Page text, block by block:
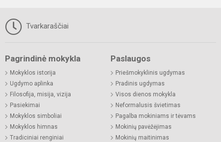
Tvarkaraščiai
Pagrindinė mokykla
Mokyklos istorija
Ugdymo aplinka
Filosofija, misija, vizija
Pasiekimai
Mokyklos simboliai
Mokyklos himnas
Tradiciniai renginiai
Paslaugos
Priešmokyklinis ugdymas
Pradinis ugdymas
Visos dienos mokykla
Neformalusis švietimas
Pagalba mokiniams ir tėvams
Mokinių pavėžėjimas
Mokinių maitinimas